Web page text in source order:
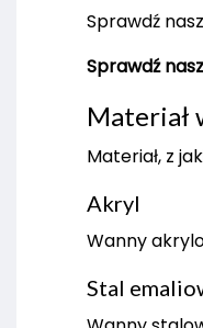
Sprawdź
Sprawdź
Materiał
Materiał, z
Akryl
Wanny
Stal